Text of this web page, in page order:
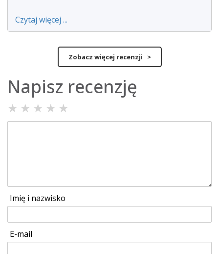
Czytaj więcej ...
Zobacz więcej recenzji >
Napisz recenzję
★ ★ ★ ★ ★
Imię i nazwisko
E-mail